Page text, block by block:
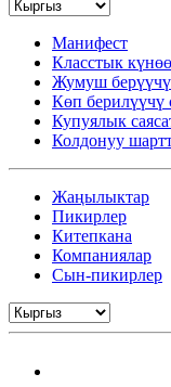
Манифест
Класстык
Жумуш берүүчү
Көп берилүүчү
Купуялык
Колдонуу
Жаңылыктар
Пикирлер
Китепкана
Компаниялар
Сын-пикирлер